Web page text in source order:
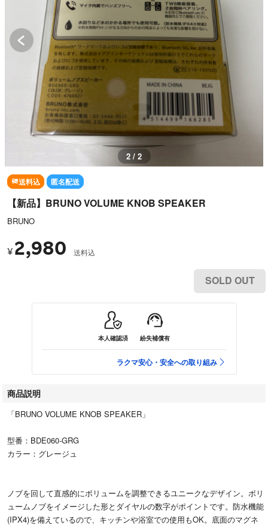
1 / 2
送料込 匿名配送
【新品】BRUNO VOLUME KNOB SPEAKER
BRUNO
¥ 2,980 送料込
SOLD OUT
本人確認済 紛失補償有
ラクマ安心・安全への取り組み
商品説明
「BRUNO VOLUME KNOB SPEAKER」
型番：BDE060-GRG
カラー：グレージュ
ノブを回して直感的にボリュームを調整できるユニークなデザイン。ボリ
ュームノブをイメージした形とダイヤルの数字がポイントです。防水機能
(IPX4)を備えているので、キッチンや浴室での使用もOK。底面のマグネ